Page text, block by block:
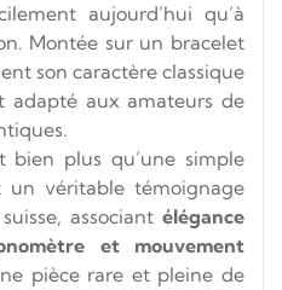
aujourd’hui qu’à
Montée sur un bracelet
son caractère classique
adapté aux amateurs de
bien plus qu’une simple
un véritable témoignage
associant élégance
et mouvement
pièce rare et pleine de